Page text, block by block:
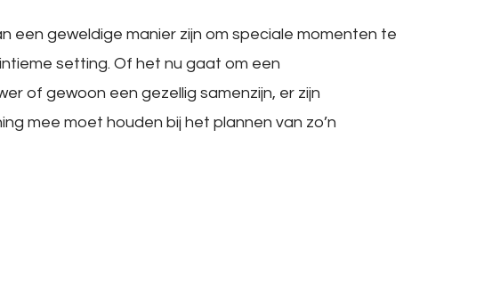
een geweldige manier zijn om speciale momenten te
setting. Of het nu gaat om een
of gewoon een gezellig samenzijn, er zijn
mee moet houden bij het plannen van zo’n